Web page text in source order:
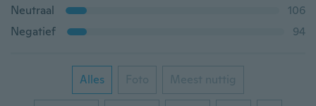
Neutraal
106
Negatief
94
Alles Foto Meest nuttig